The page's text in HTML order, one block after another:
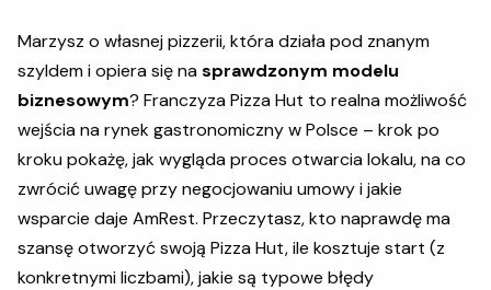
Marzysz o własnej pizzerii, która działa pod znanym
szyldem i opiera się nasprawdzonym modelu
biznesowym? Franczyza Pizza Hut to realna możliwość
wejścia na rynek gastronomiczny w Polsce – krok po
kroku pokażę, jak wygląda proces otwarcia lokalu, na co
zwrócić uwagę przy negocjowaniu umowy i jakie
wsparcie daje AmRest. Przeczytasz, kto naprawdę ma
szansę otworzyć swoją Pizza Hut, ile kosztuje start (z
konkretnymi liczbami), jakie są typowe błędy